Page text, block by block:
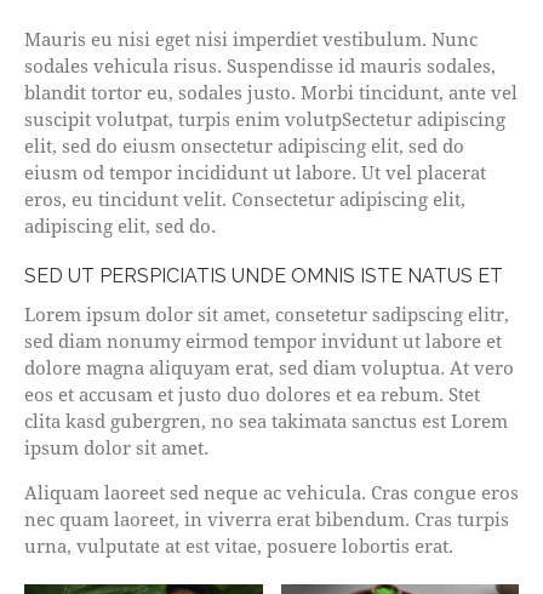
Mauris eu nisi eget nisi imperdiet vestibulum. Nunc
sodales vehicula risus. Suspendisse id mauris sodales,
blandit tortor eu, sodales justo. Morbi tincidunt, ante vel
suscipit volutpat, turpis enim volutpSectetur adipiscing
elit, sed do eiusm onsectetur adipiscing elit, sed do
eiusm od tempor incididunt ut labore. Ut vel placerat
eros, eu tincidunt velit. Consectetur adipiscing elit,
adipiscing elit, sed do.
SED UT PERSPICIATIS UNDE OMNIS ISTE NATUS ET
Lorem ipsum dolor sit amet, consetetur sadipscing elitr,
sed diam nonumy eirmod tempor invidunt ut labore et
dolore magna aliquyam erat, sed diam voluptua. At vero
eos et accusam et justo duo dolores et ea rebum. Stet
clita kasd gubergren, no sea takimata sanctus est Lorem
ipsum dolor sit amet.
Aliquam laoreet sed neque ac vehicula. Cras congue eros
nec quam laoreet, in viverra erat bibendum. Cras turpis
urna, vulputate at est vitae, posuere lobortis erat.